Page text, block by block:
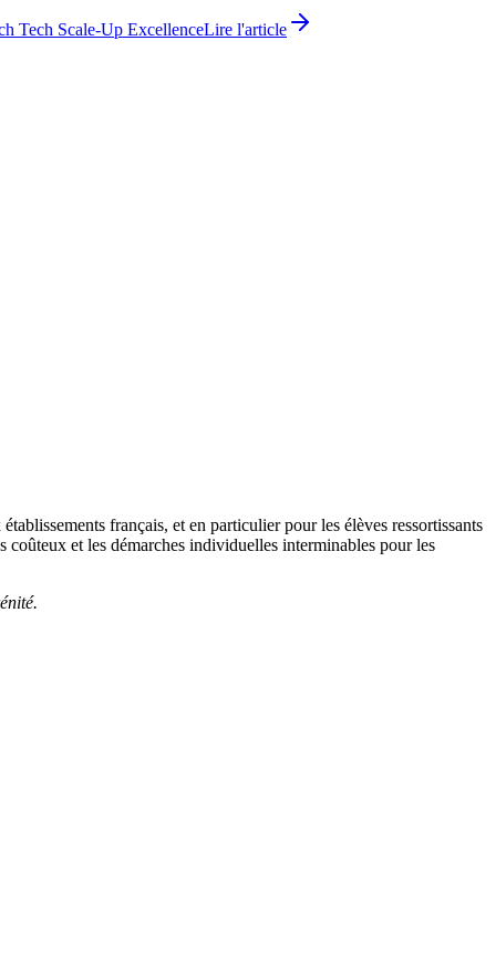
Tech Scale-Up ExcellenceLire l'article
français, et en particulier pour les élèves ressortissants
coûteux et les démarches individuelles interminables pour les